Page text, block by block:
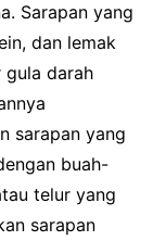
Sarapan yang
dan lemak
gula darah
sarapan yang
buah-
telur yang
sarapan